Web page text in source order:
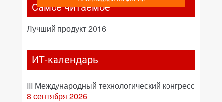
Самое читаемое
Лучший продукт 2016
ИТ-календарь
III Международный технологический конгресс
8 сентября 2026